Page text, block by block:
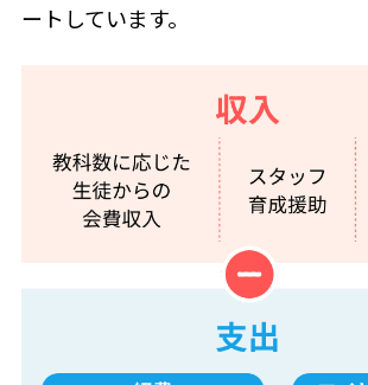
ートしています。